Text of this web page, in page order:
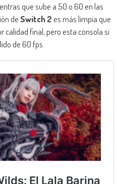
que sube a 50 o 60 en las
deSwitch 2es más limpia que
calidad final, pero esta consola si
de 60 fps.